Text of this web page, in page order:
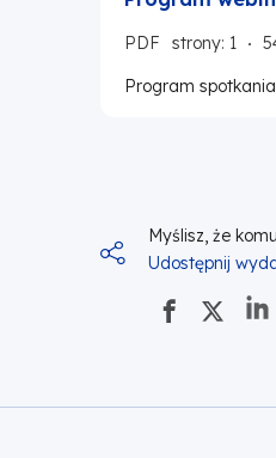
PDF strony: 1
Program
Myślisz, że
Udostępnij